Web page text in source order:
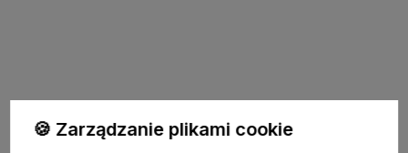
🍪 Zarządzanie plikami cookie